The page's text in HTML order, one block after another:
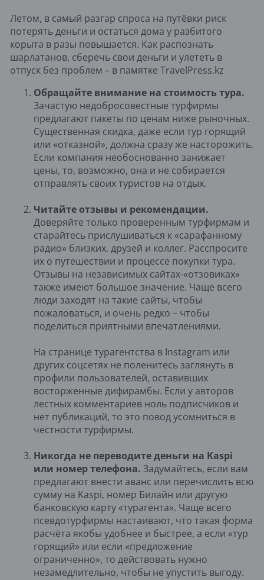
Летом, в самый разгар спроса на путёвки риск
потерять деньги и остаться дома у разбитого
корыта в разы повышается. Как распознать
шарлатанов, сберечь свои деньги и улететь в
отпуск без проблем – в памятке TravelPress.kz
Обращайте внимание на стоимость тура.
Зачастую недобросовестные турфирмы
предлагают пакеты по ценам ниже рыночных.
Существенная скидка, даже если тур горящий
или «отказной», должна сразу же насторожить.
Если компания необоснованно занижает
цены, то, возможно, она и не собирается
отправлять своих туристов на отдых.
Читайте отзывы и рекомендации.
Доверяйте только проверенным турфирмам и
старайтесь прислушиваться к «сарафанному
радио» близких, друзей и коллег. Расспросите
их о путешествии и процессе покупки тура.
Отзывы на независимых сайтах-«отзовиках»
также имеют большое значение. Чаще всего
люди заходят на такие сайты, чтобы
пожаловаться, и очень редко – чтобы
поделиться приятными впечатлениями.
На странице турагентства в Instagram или
других соцсетях не поленитесь заглянуть в
профили пользователей, оставивших
восторженные дифирамбы. Если у авторов
лестных комментариев ноль подписчиков и
нет публикаций, то это повод усомниться в
честности турфирмы.
Никогда не переводите деньги на Kaspi
или номер телефона. Задумайтесь, если вам
предлагают внести аванс или перечислить всю
сумму на Kaspi, номер Билайн или другую
банковскую карту «турагента». Чаще всего
псевдотурфирмы настаивают, что такая форма
расчёта якобы удобнее и быстрее, а если «тур
горящий» или если «предложение
ограниченно», то действовать нужно
незамедлительно, чтобы не упустить выгоду.